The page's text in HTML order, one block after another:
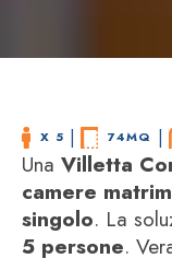
X 5 | 74MQ |
Una Villetta
camere
singolo. La
5 persone.